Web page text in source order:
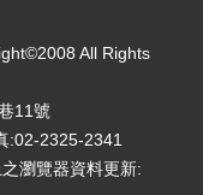
All Rights
11號
:02-2325-2341
瀏覽器資料更新: